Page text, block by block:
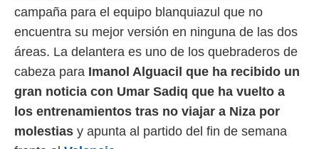
cookies
aceptar
campaña para el equipo blanquiazul que no
encuentra su mejor versión en ninguna de las dos
áreas. La delantera es uno de los quebraderos de
cabeza para Imanol Alguacil que ha recibido un
gran noticia con Umar Sadiq que ha vuelto a
los entrenamientos tras no viajar a Niza por
molestias y apunta al partido del fin de semana